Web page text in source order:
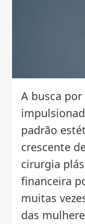
A busca
padrão
crescente
cirurgia
financeira
muitas
das